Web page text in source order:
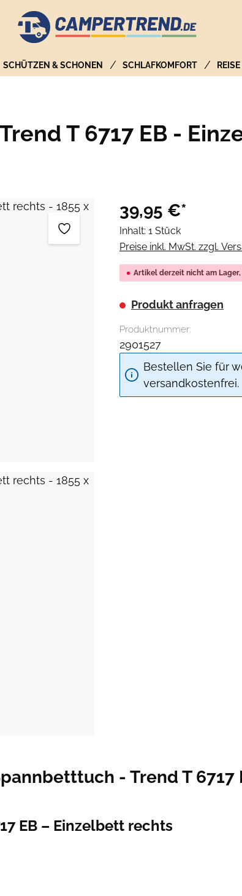
SCHÜTZEN & SCHONEN SCHLAFKOMFORT
T 6717 EB -
39,95 €*
Inhalt: 1 Stück
Preise inkl. MwSt. zzgl.
Artikel derzeit nicht am
Produkt anfragen
Produktnummer:
2901527
Bestellen Sie für
versandkostenfrei.
- Trend T 6717
EB – Einzelbett rechts